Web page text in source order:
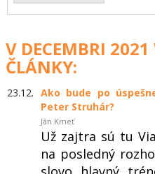
V DECEMBRI 2021
ČLÁNKY:
23.12. Ako bude po
Peter Struhár?
Ján Kmeť
Už zajtra sú tu
na posledný